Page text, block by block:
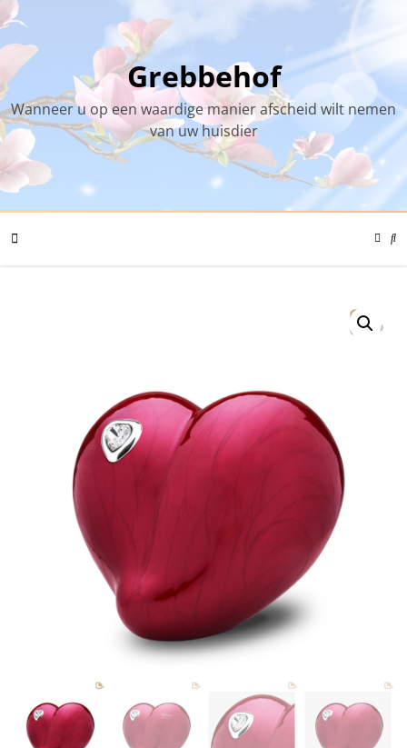
Skip
to
content
Grebbehof
Wanneer u op een waardige manier afscheid wilt nemen
van uw huisdier
Color